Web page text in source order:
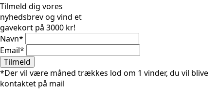
Tilmeld dig vores
nyhedsbrev og vind et
gavekort på 3000 kr!
Navn*
Email*
Tilmeld
*Der vil være måned trækkes lod om 1 vinder, du vil blive
kontaktet på mail